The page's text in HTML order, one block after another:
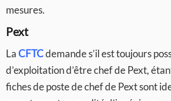
mesures.
Pext
LaCFTCdemande s’il est toujours
d’exploitation d’être chef de Pext,
fiches de poste de chef de Pext sont